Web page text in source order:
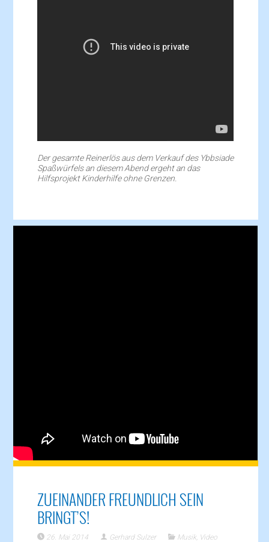
Der gesamte Reinerlös aus dem Verkauf des Ybbsiade
Spaßwürfels an diesem Abend ergeht an das
Hilfsprojekt Kinderhilfe ohne Grenzen.
ZUEINANDER FREUNDLICH SEIN
BRINGT’S!
26. Mai 2014 Gerhard Sulzer Musik, Video